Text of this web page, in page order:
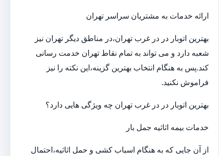
ارائه خدمات به مشتریان سراسر تهران
بهترین اتوبار در در غرب تهران،در مناطق دیگر تهران نیز
شعبه دارد و می تواند به تمام نقاط تهران خدمت رسانی
کند.پس به هنگام انتخاب بهترین گزینه،این نکته را نیز
فراموش نکنید.
بهترین اتوبار در در غرب تهران چه ویژگی هایی دارد؟
خدمات بیمه اثاثیه جمل بار
از آن جایی که به هنگام اسباب کشی و حمل اثاثیه،احتمال